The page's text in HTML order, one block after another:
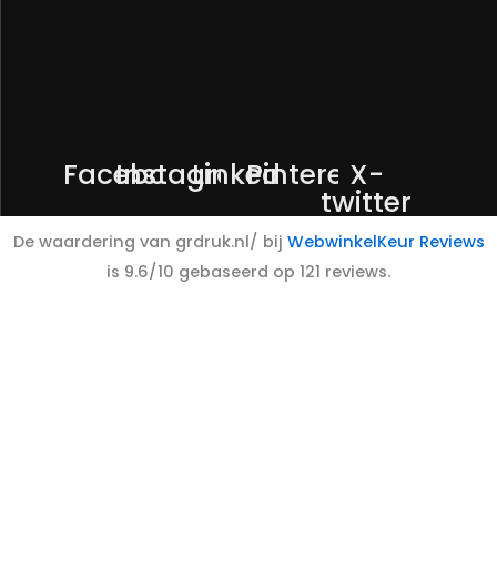
Facebook
Instagram
Linkedin
PinterestX-
twitter
De waardering van grdruk.nl/ bij WebwinkelKeur Reviews
is 9.6/10 gebaseerd op 121 reviews.